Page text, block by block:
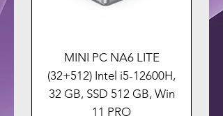
MINI PC NA6 LITE
(32+512) Intel i5-12600H,
32 GB, SSD 512 GB, Win
11 PRO